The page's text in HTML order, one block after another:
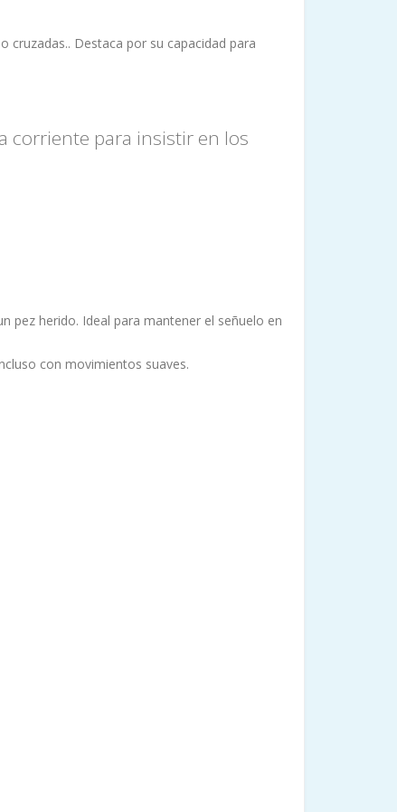
cruzadas.. Destaca por su capacidad para
corriente para insistir en los
pez herido. Ideal para mantener el señuelo en
con movimientos suaves.